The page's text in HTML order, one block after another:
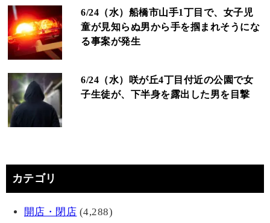
6/24（水）船橋市山手1丁目で、女子児
童が見知らぬ男から手を掴まれそうにな
る事案が発生
6/24（水）咲が丘4丁目付近の公園で女
子生徒が、下半身を露出した男を目撃
カテゴリ
開店・閉店 (4,288)